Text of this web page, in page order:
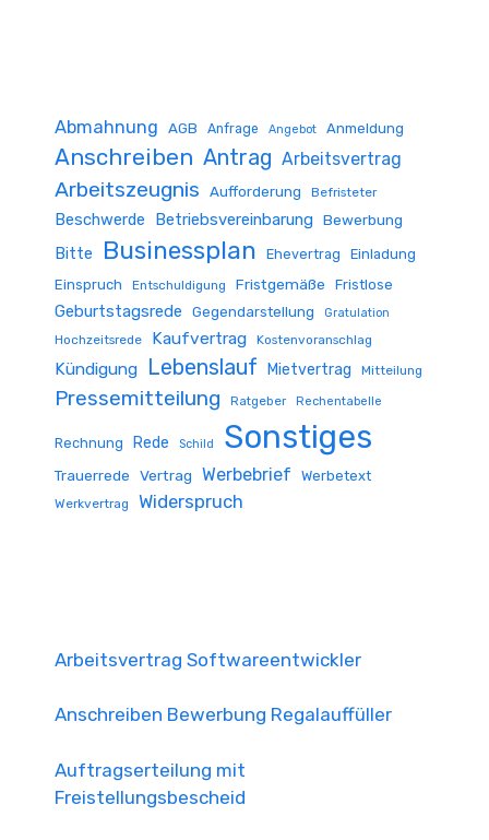
Abmahnung AGB Anfrage Angebot Anmeldung
Anschreiben Antrag Arbeitsvertrag
Arbeitszeugnis Aufforderung Befristeter
Beschwerde Betriebsvereinbarung Bewerbung
Bitte Businessplan Ehevertrag
Einladung
Einspruch
Entschuldigung Fristgemäße Fristlose
Geburtstagsrede Gegendarstellung Gratulation
Hochzeitsrede Kaufvertrag Kostenvoranschlag
Kündigung Lebenslauf Mietvertrag Mitteilung
Pressemitteilung Ratgeber Rechentabelle
Rechnung Rede Schild Sonstiges
Trauerrede Vertrag Werbebrief Werbetext
Werkvertrag Widerspruch
Arbeitsvertrag Softwareentwickler
Anschreiben Bewerbung Regalauffüller
Auftragserteilung mit
Freistellungsbescheid